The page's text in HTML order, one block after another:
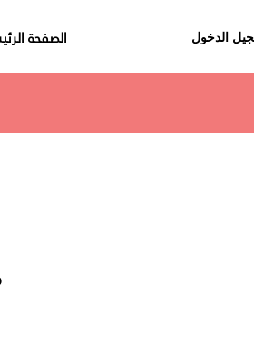
الصفحة الدخول